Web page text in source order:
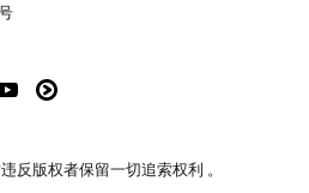
反版权者保留一切追索权利 。